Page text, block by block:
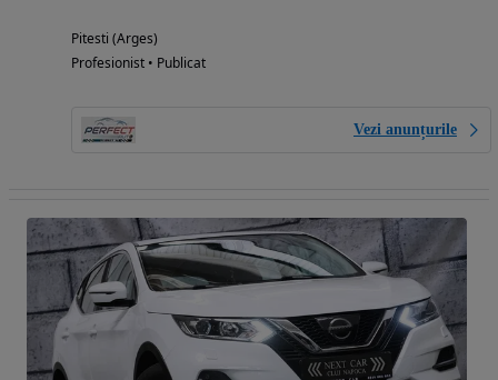
Pitesti (Arges)
Profesionist • Publicat
Vezi anunțurile